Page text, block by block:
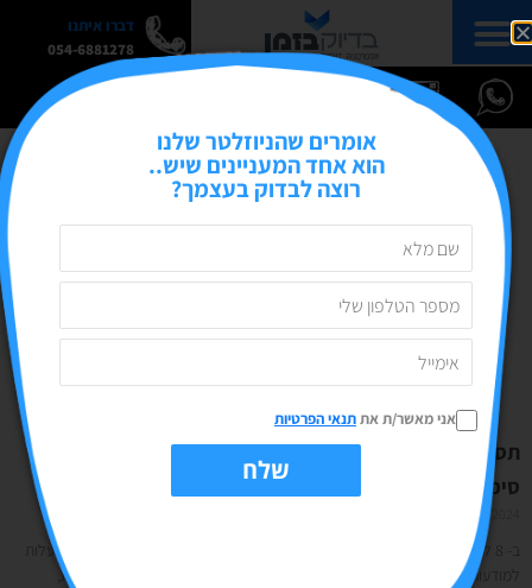
דברו איתנו
054-6881278
תסמונת המתחזה, הרצאות ומאמר במגזין
סיכום מרץ 2024- חודש הנשים
10/04/2024
ב- 8 למרץ, בכל שנה, מציינים בכל העולם את יום האישה הבינ"ל. יום שנועד להעלות
למודעות המצערת שעדיין יש הבדלים משמעותיים בין גברים לנשים- במשכורות,
אומרים שהניוזלטר שלנו
הוא אחד המעניינים שיש..
רוצה לבדוק בעצמך?
אני מאשר/ת אתתנאי הפרטיות
שלח